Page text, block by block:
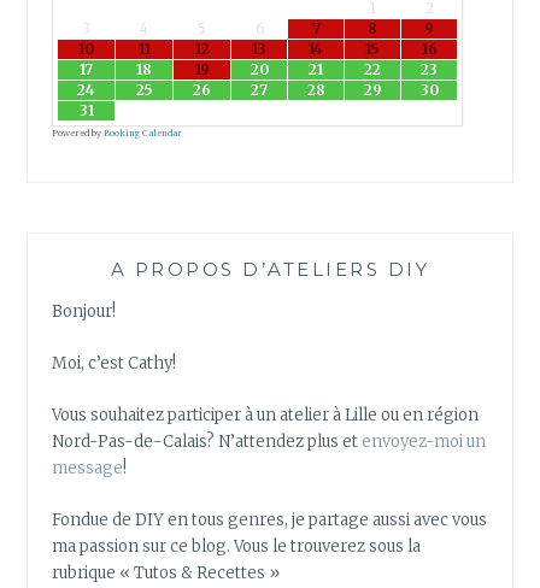
1
2
3
4 5 6 7 8
9
10
11 12 13 14 15
16
17
18 19 20 21 22
23
24
25 26 27 28 29
30
31
Powered byBooking Calendar
A PROPOS D’ATELIERS DIY
Bonjour!
Moi, c’est Cathy!
Vous souhaitez participer à un atelier à Lille ou en région
Nord-Pas-de-Calais? N’attendez plus et envoyez-moi un
message!
Fondue de DIY en tous genres, je partage aussi avec vous
ma passion sur ce blog. Vous le trouverez sous la
rubrique « Tutos & Recettes »